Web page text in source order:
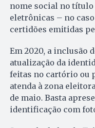
nome social no
eletrônicas – no
certidões emitidas
Em 2020, a inclusão
atualização da
feitas no cartório ou
atenda à zona
de maio. Basta
identificação com